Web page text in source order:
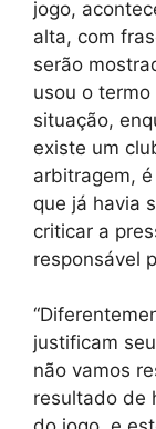
jogo,
alta, com
serão
usou o termo
situação,
existe um
arbitragem,
que já havia
criticar a
responsável
justificam
não vamos
resultado de